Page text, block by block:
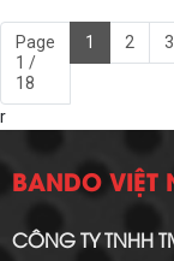
Page
1 /
18
1 2 3
r
BANDO VIỆT
CÔNG TY TNHH